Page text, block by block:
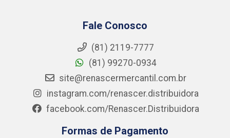
Fale Conosco
(81) 2119-7777
(81) 99270-0934
site@renascermercantil.com.br
instagram.com/renascer.distribuidora
facebook.com/Renascer.Distribuidora
Formas de Pagamento